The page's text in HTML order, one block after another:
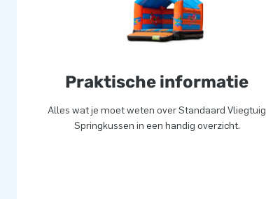
lucht springen. Vaak letterlijk.
leveren unieke
onze professionele
Praktische informatie
Alles wat je moet weten over Standaard Vliegtuig
Springkussen in een handig overzicht.